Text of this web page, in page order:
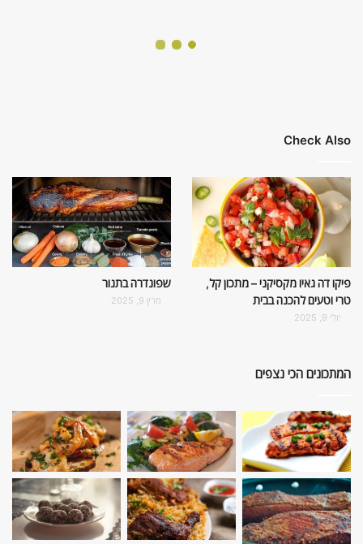
Check Also
פיקו דה גאיו מקסיקני – מתכון קל,
טרי וטעים להכנה בבית
יולי 9, 2025
שפונדרה בתנור
מרץ 9, 2025
המתכונים הכי נצפים